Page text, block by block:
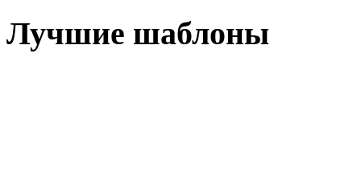
Лучшие шаблоны